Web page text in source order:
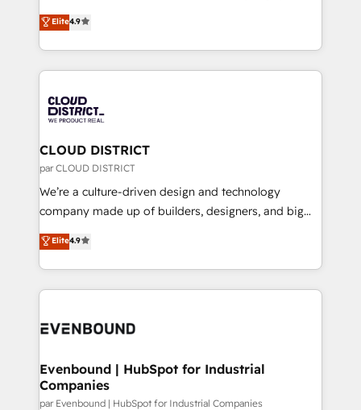
Migration Excellence. • Top 3 Partner of the Year
LATAM 2022, 2023, 2024, 2025. • Partner of the Year
with HubSpot? Let Cebra’s experts help you grow
faster, smarter, and with impact.
ティブ・エージェンシーとして、HubSpot Eliteの実装
力で顧客フロント業務を再設計します。 💡 100inc は何
をする会社か？ HubSpotを共通基盤に、AIエージェン
トを組み込んだ顧客フロント業務（マーケティング・営
ィブ・エージェンシーです。事業部・グループ会社・部
門が分立する組織で、データと業務プロセスのサイロ化
を、CRMを軸とした全社共通基盤に再構築します。意
思決定者・PMO・現場担当者に並走します。 1️⃣
HubSpot導入・活用支援 顧客データの一元化から、
GTMの見える化・自動化まで。全Hub統合運用、デー
2️⃣ AIエージェント組織構築 営業・マーケティング業務
の一部をAIが自律実行する組織への移行を設計・実装。
DX × AI推進のPMO伴走支援 複数部門をまたぐDX×AI変
の統合・浸透・変革管理を実行します。 ▸ CMS戦略設
計・構築：リード獲得・CVR・SEOを前提にした情報設
Elite4.9
CLOUD DISTRICT
par CLOUD DISTRICT
We’re a culture-driven design and technology
company made up of builders, designers, and big
thinkers. We blend strategy, design, and
development—always fueled by curiosity—to turn
ideas, opportunities, and challenges into meaningful
experiences. To us, technology is more than just
and—most importantly—simple. That’s why we lean
products and strategies that actually make a
difference.
Elite4.9
Evenbound | HubSpot for Industrial
Companies
par Evenbound | HubSpot for Industrial Companies